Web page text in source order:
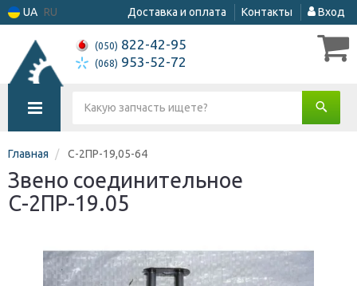
UA RU Доставка и оплата Контакты Вход
(050) 822-42-95
(068) 953-52-72
Главная С-2ПР-19,05-64
Звено соединительное
С-2ПР-19.05